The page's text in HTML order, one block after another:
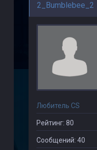
2_Bumblebee_2
Любитель CS
Рейтинг: 80
Сообщений: 40